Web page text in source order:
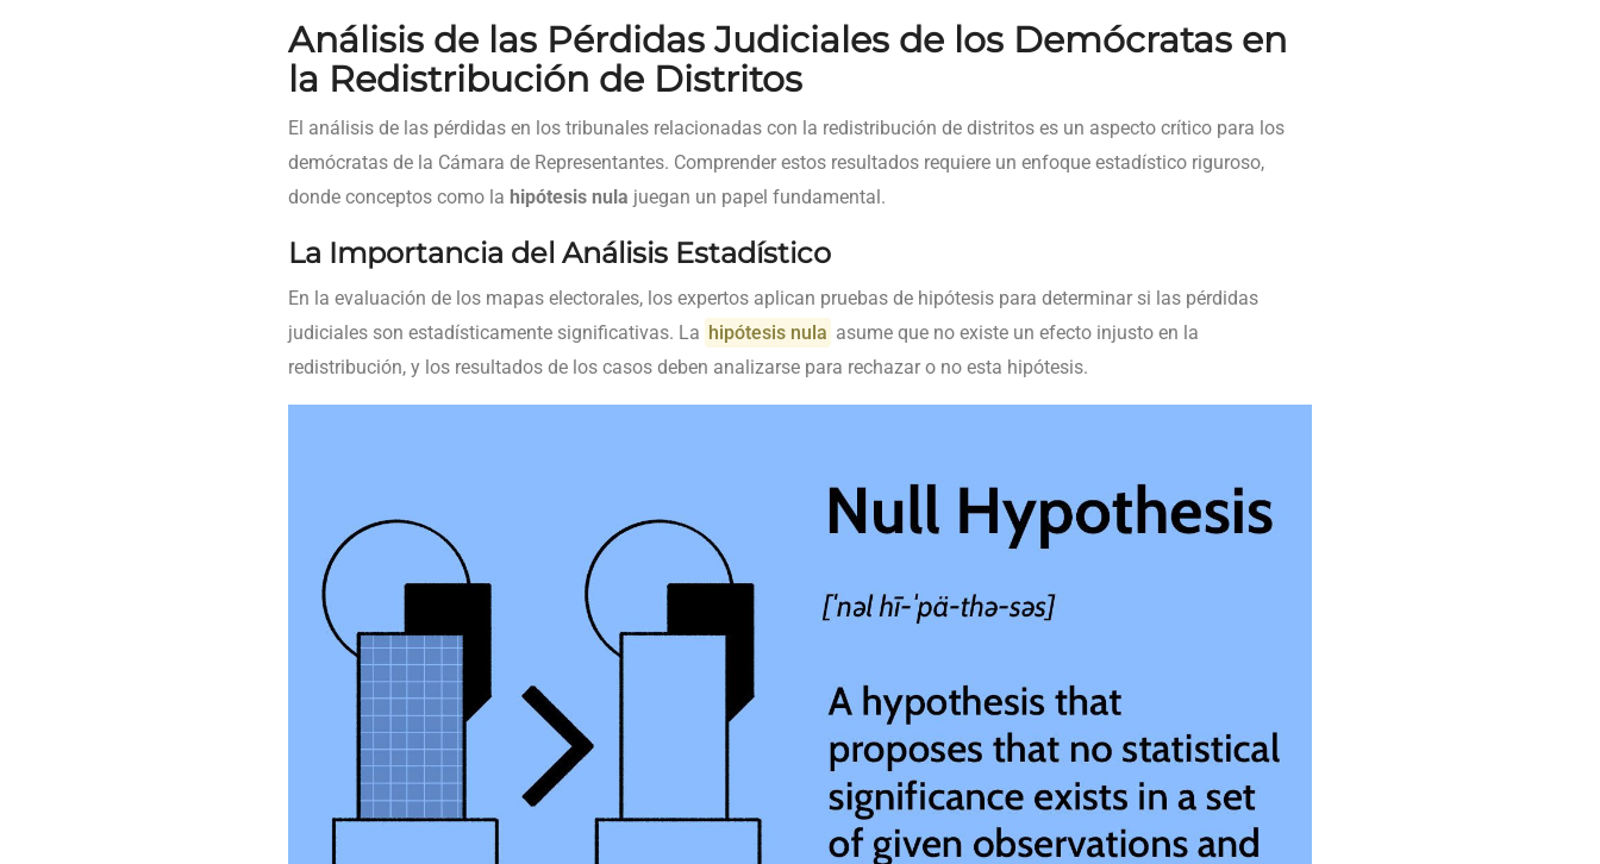
Análisis de las Pérdidas Judiciales de los Demócratas en
la Redistribución de Distritos
El análisis de las pérdidas en los tribunales relacionadas con la redistribución de distritos es un aspecto crítico para los
demócratas de la Cámara de Representantes. Comprender estos resultados requiere un enfoque estadístico riguroso,
donde conceptos como la hipótesis nula juegan un papel fundamental.
La Importancia del Análisis Estadístico
En la evaluación de los mapas electorales, los expertos aplican pruebas de hipótesis para determinar si las pérdidas
judiciales son estadísticamente significativas. La hipótesis nula asume que no existe un efecto injusto en la
redistribución, y los resultados de los casos deben analizarse para rechazar o no esta hipótesis.